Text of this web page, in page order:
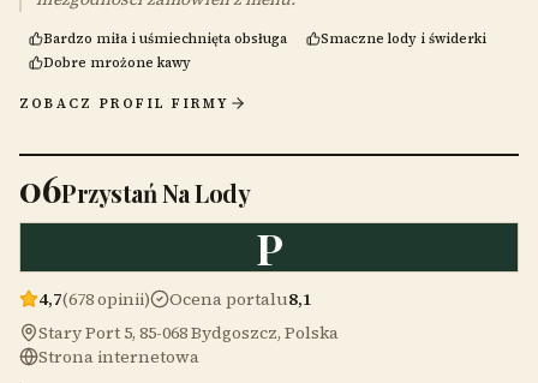
Bardzo miła i uśmiechnięta obsługa
Smaczne lody i świderki
Dobre mrożone kawy
ZOBACZ PROFIL FIRMY
06Przystań Na Lody
P
4,7(678 opinii) Ocena portalu8,1
Stary Port 5, 85-068 Bydgoszcz, Polska
Strona internetowa